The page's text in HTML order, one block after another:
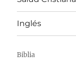
Inglés
Biblia